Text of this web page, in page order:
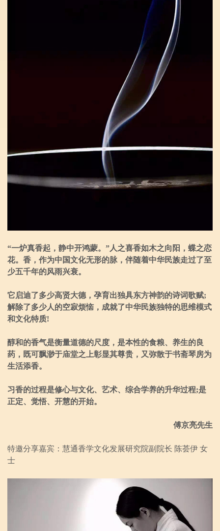
“一炉真香起，静中开鸿蒙。”人之喜香如木之向阳，蝶之恋
花。香，作为中国文化无形的脉，伴随着中华民族走过了至
少五千年的风雨兴衰。
它启迪了多少高贤大德，孕育出独具东方神韵的诗词歌赋;
解除了多少人的空寂烦恼，成就了中华民族独特的思维模式
和文化特质!
醇和的香气是衡量道德的尺度，是本性的食粮、养生的良
药，既可飘渺于庙堂之上彰显其尊贵，又弥散于书斋琴房为
生活添香。
习香的过程是修心与文化、艺术、综合学养的升华过程;是
正定、觉悟、开慧的开始。
傅京亮先生
特邀分享嘉宾： 慧通香学文化发展研究院副院长 陈荟伊 女
士